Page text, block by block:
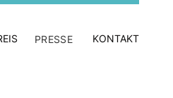
PRESSE KONTAKT